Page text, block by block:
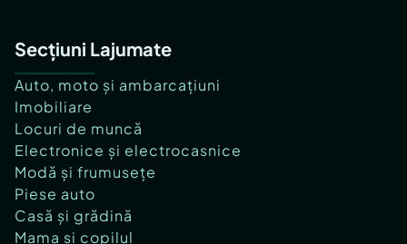
Secțiuni Lajumate
Auto, moto și ambarcațiuni
Imobiliare
Locuri de muncă
Electronice și electrocasnice
Modă și frumusețe
Piese auto
Casă și grădină
Mama și copilul